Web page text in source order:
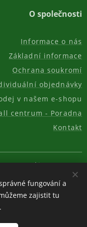
O společnosti
Informace o nás
Základní informace
Ochrana soukromí
objednávky
v našem e-shopu
centrum - Poradna
Kontakt
Cookies
$
fungování a
zajistit tu